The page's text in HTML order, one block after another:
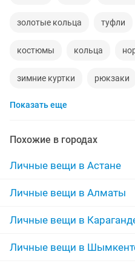
золотые кольца туфли
костюмы кольца
зимние куртки рюкзаки
кожаные куртки
золотые цепочки
серьги золотые сумка
шубы мутон часы
выпускные платья
Показать еще
Похожие в городах
Личные вещи в Астане
Личные вещи в Алматы
Личные вещи в
Личные вещи в